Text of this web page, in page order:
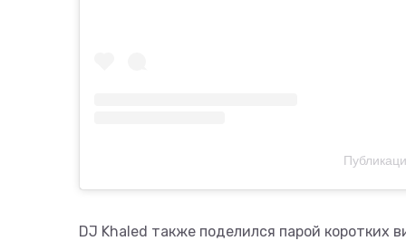
DJ Khaled также поделился парой коротких